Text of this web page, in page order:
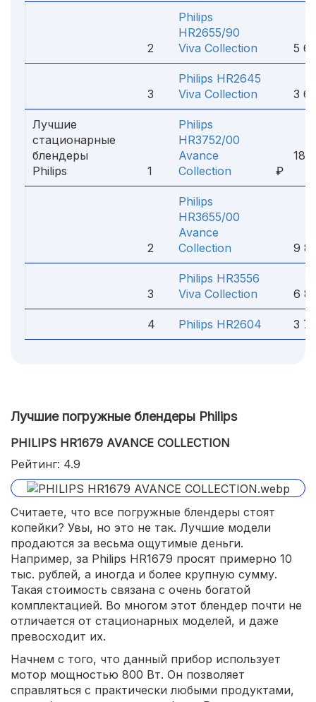
2
Philips
HR2655/90
Viva Collection
5
3
Philips HR2645
Viva Collection
3
Лучшие
стационарные
блендеры
Philips
1
Philips
HR3752/00
Avance
Collection
18
₽
2
Philips
HR3655/00
Avance
Collection
9
3
Philips HR3556
Viva Collection
6
4 Philips HR2604 3
Лучшие погружные блендеры Philips
PHILIPS HR1679 AVANCE COLLECTION
Рейтинг: 4.9
Считаете, что все погружные блендеры стоят
копейки? Увы, но это не так. Лучшие модели
продаются за весьма ощутимые деньги.
Например, за Philips HR1679 просят примерно 10
тыс. рублей, а иногда и более крупную сумму.
Такая стоимость связана с очень богатой
комплектацией. Во многом этот блендер почти не
отличается от стационарных моделей, и даже
превосходит их.
Начнем с того, что данный прибор использует
мотор мощностью 800 Вт. Он позволяет
справляться с практически любыми продуктами,